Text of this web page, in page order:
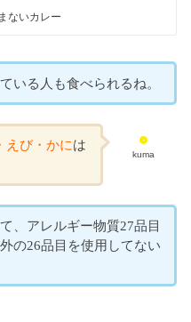
ないカレー
いる人も食べられるね。
kuma
えび・かには
、アレルギー物質27品目
の26品目を使用してない